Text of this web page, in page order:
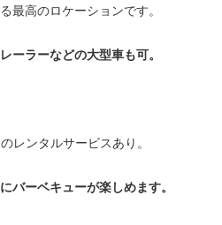
最高のロケーションです。
ーラーなどの大型車も可。
レンタルサービスあり。
バーベキューが楽しめます。